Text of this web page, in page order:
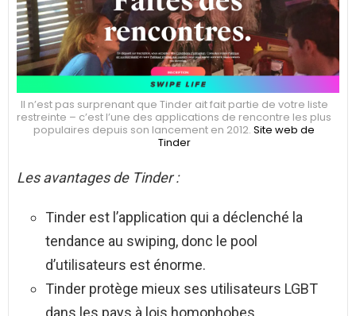
Il n’est pas surprenant que Tinder ait fait partie de votre liste
restreinte – c’est l’une des applications de rencontre les plus
populaires depuis son lancement en 2012. Site web de
Tinder
Les avantages de Tinder :
Tinder est l’application qui a déclenché la
tendance au swiping, donc le pool
d’utilisateurs est énorme.
Tinder protège mieux ses utilisateurs LGBT
dans les pays à lois homophobes